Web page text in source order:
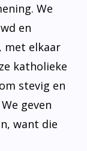
We
en
met elkaar
katholieke
stevig en
geven
want die